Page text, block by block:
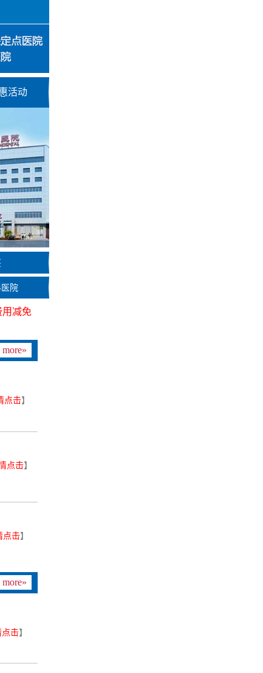
活动
院
用减免
more»
点击】
点击】
点击】
more»
点击】